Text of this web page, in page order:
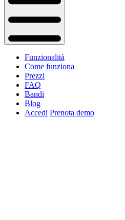
Funzionalità
Come funziona
Prezzi
FAQ
Bandi
Blog
Accedi Prenota demo